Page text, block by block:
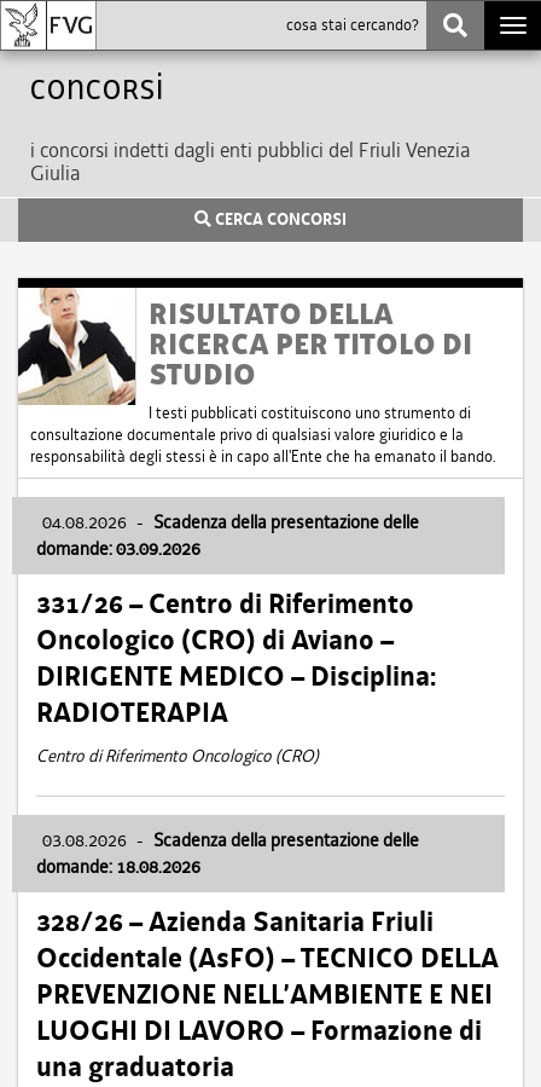
Concorsi
i concorsi indetti dagli enti pubblici del Friuli Venezia
Giulia
CERCA CONCORSI
RISULTATO DELLA
RICERCA PER TITOLO DI
STUDIO
I testi pubblicati costituiscono uno strumento di
consultazione documentale privo di qualsiasi valore giuridico e la
responsabilità degli stessi è in capo all'Ente che ha emanato il bando.
04.08.2026 - Scadenza della presentazione delle
domande: 03.09.2026
331/26 – Centro di Riferimento
Oncologico (CRO) di Aviano –
DIRIGENTE MEDICO – Disciplina:
RADIOTERAPIA
Centro di Riferimento Oncologico (CRO)
03.08.2026 - Scadenza della presentazione delle
domande: 18.08.2026
328/26 – Azienda Sanitaria Friuli
Occidentale (AsFO) – TECNICO DELLA
PREVENZIONE NELL’AMBIENTE E NEI
LUOGHI DI LAVORO – Formazione di
una graduatoria